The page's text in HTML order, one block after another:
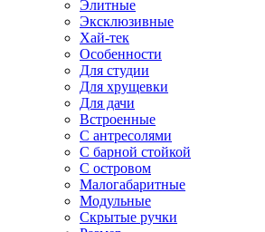
Элитные
Эксклюзивные
Хай-тек
Особенности
Для студии
Для хрущевки
Для дачи
Встроенные
С антресолями
С барной стойкой
С островом
Малогабаритные
Модульные
Скрытые ручки